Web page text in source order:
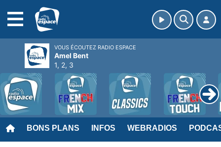
BONS PLANS INFOS WEBRADIOS
VOUS ÉCOUTEZ RADIO ESPACE
Amel Bent
1, 2, 3